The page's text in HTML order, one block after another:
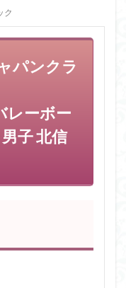
ク
パンクラ
レーボー
子 北信